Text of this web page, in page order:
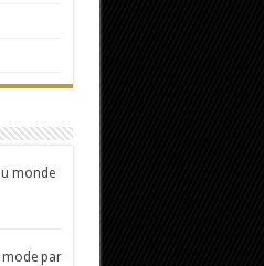
monde
mode par